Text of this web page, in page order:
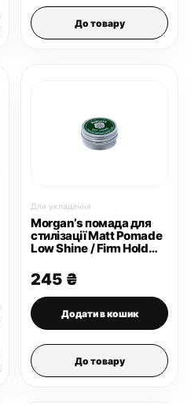
До товару
Для укладання
Morgan’s помада для
стилізації Matt Pomade
Low Shine / Firm Hold
245 ₴
Додати в кошик
До товару